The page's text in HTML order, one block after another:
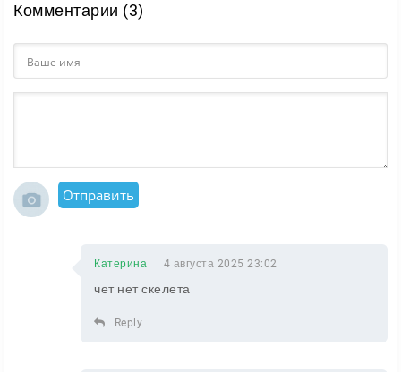
Комментарии (3)
Отправить
Катерина 4 августа 2025 23:02
чет нет скелета
Reply